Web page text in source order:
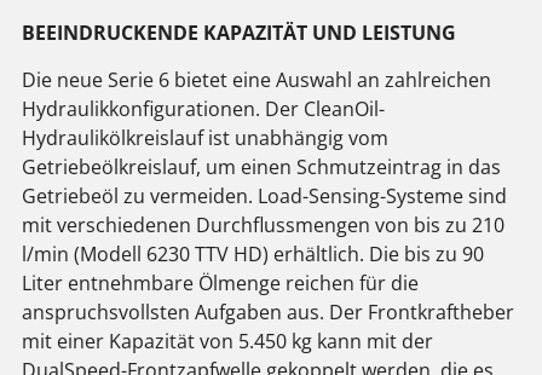
BEEINDRUCKENDE KAPAZITÄT UND LEISTUNG
Die neue Serie 6 bietet eine Auswahl an zahlreichen
Hydraulikkonfigurationen. Der CleanOil-
Hydraulikölkreislauf ist unabhängig vom
Getriebeölkreislauf, um einen Schmutzeintrag in das
Getriebeöl zu vermeiden. Load-Sensing-Systeme sind
mit verschiedenen Durchflussmengen von bis zu 210
l/min (Modell 6230 TTV HD) erhältlich. Die bis zu 90
Liter entnehmbare Ölmenge reichen für die
anspruchsvollsten Aufgaben aus. Der Frontkraftheber
mit einer Kapazität von 5.450 kg kann mit der